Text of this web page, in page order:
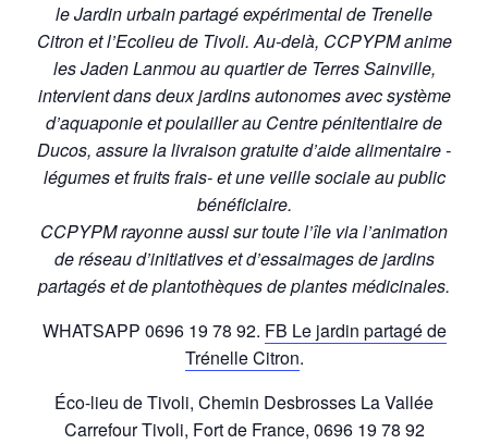
le Jardin urbain partagé expérimental de Trenelle
Citron et l’Ecolieu de Tivoli. Au-delà, CCPYPM anime
les Jaden Lanmou au quartier de Terres Sainville,
intervient dans deux jardins autonomes avec système
d’aquaponie et poulailler au Centre pénitentiaire de
Ducos, assure la livraison gratuite d’aide alimentaire -
légumes et fruits frais- et une veille sociale au public
bénéficiaire.
CCPYPM rayonne aussi sur toute l’île via l’animation
de réseau d’initiatives et d’essaimages de jardins
partagés et de plantothèques de plantes médicinales.
WHATSAPP 0696 19 78 92. FB Le jardin partagé de
Trénelle Citron.
Éco-lieu de Tivoli, Chemin Desbrosses La Vallée
Carrefour Tivoli, Fort de France, 0696 19 78 92